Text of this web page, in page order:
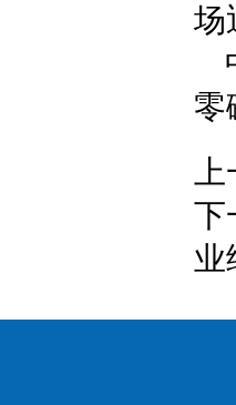
场
零
下
业